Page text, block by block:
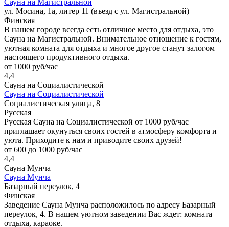
ул. Мосина, 1а, литер 11 (въезд с ул. Магистральной)
Финская
В нашем городе всегда есть отличное место для отдыха, это
Сауна на Магистральной. Внимательное отношение к гостям,
уютная комната для отдыха и многое другое станут залогом
настоящего продуктивного отдыха.
от 1000 руб/час
4,4
Сауна на Социалистической
Сауна на Социалистической
Социалистическая улица, 8
Русская
Русская Сауна на Социалистической от 1000 руб/час
приглашает окунуться своих гостей в атмосферу комфорта и
уюта. Приходите к нам и приводите своих друзей!
от 600 до 1000 руб/час
4,4
Сауна Мунча
Сауна Мунча
Базарный переулок, 4
Финская
Заведение Сауна Мунча расположилось по адресу Базарный
переулок, 4. В нашем уютном заведении Вас ждет: комната
отдыха, караоке.